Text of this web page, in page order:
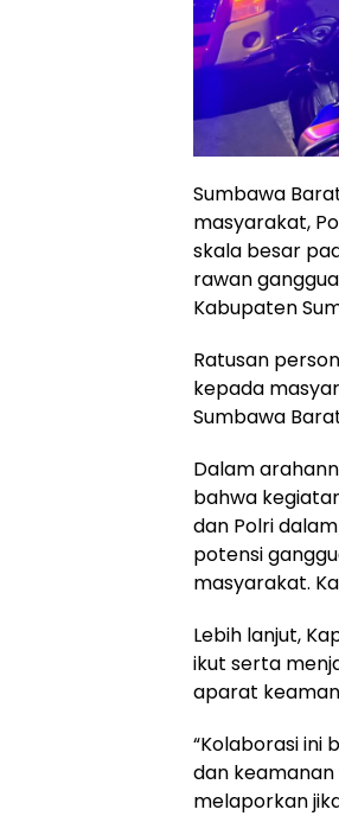
Sumbawa
masyarakat,
skala besar
rawan
Kabupaten
Ratusan
kepada
Sumbawa
Dalam
bahwa
dan Polri
potensi
masyarakat.
Lebih lanjut,
ikut serta
aparat
“Kolaborasi ini
dan
melaporkan